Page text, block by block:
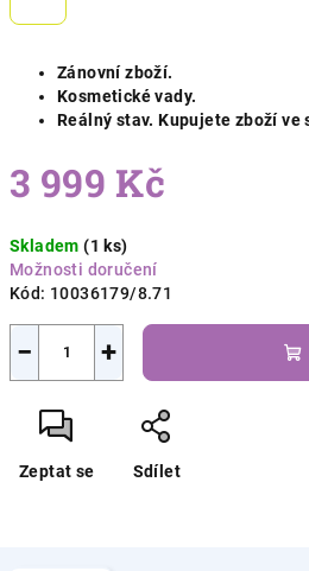
Zánovní zboží.
Kosmetické vady.
Reálný stav. Kupujete zboží
3 999 Kč
cena:
Skladem(1 ks)
Možnosti doručení
Kód: 10036179/8.71
+
−
Zeptat se Sdílet